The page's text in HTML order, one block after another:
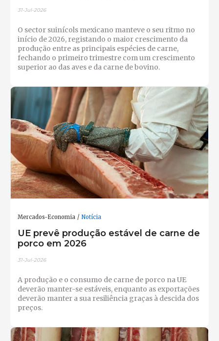
31-Jul-2026
O sector suinícols mexicano manteve o seu ritmo no
início de 2026, registando o maior crescimento da
produção entre as principais espécies de carne,
fechando o primeiro trimestre com um crescimento
superior ao das aves e da carne de bovino.
Mercados-Economia Notícia
UE prevê produção estável de carne de
porco em 2026
31-Jul-2026
A produção e o consumo de carne de porco na UE
deverão manter-se estáveis, enquanto as exportações
deverão manter a sua resiliência graças à descida dos
preços.